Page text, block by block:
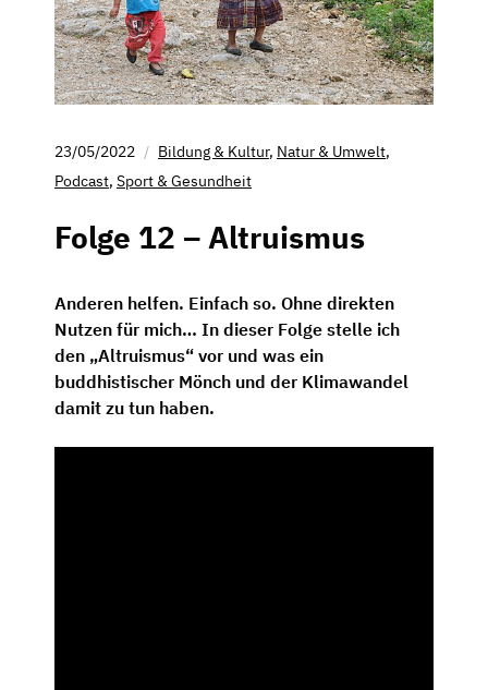
23/05/2022 Bildung & Kultur, Natur & Umwelt,
Podcast, Sport & Gesundheit
Folge 12 – Altruismus
Anderen helfen. Einfach so. Ohne direkten
Nutzen für mich… In dieser Folge stelle ich
den „Altruismus“ vor und was ein
buddhistischer Mönch und der Klimawandel
damit zu tun haben.